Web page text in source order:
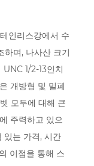
인리스강에서 수
하며, 나사산 크기
1/2-13인치
개방형 및 밀폐
모두에 대해 큰
주력하고 있으
있는 가격, 시간
이점을 통해 스